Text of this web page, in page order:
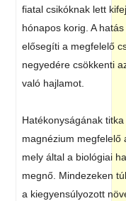
fiatal csikóknak lett
hónapos korig. A
elősegíti a megfelelő
negyedére csökkenti
való hajlamot.
Hatékonyságának
magnézium megfelelő
mely által a biológiai
megnő. Mindezeken
a kiegyensúlyozott